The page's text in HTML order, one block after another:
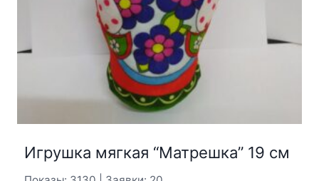
Игрушка мягкая “Матрешка” 19 см